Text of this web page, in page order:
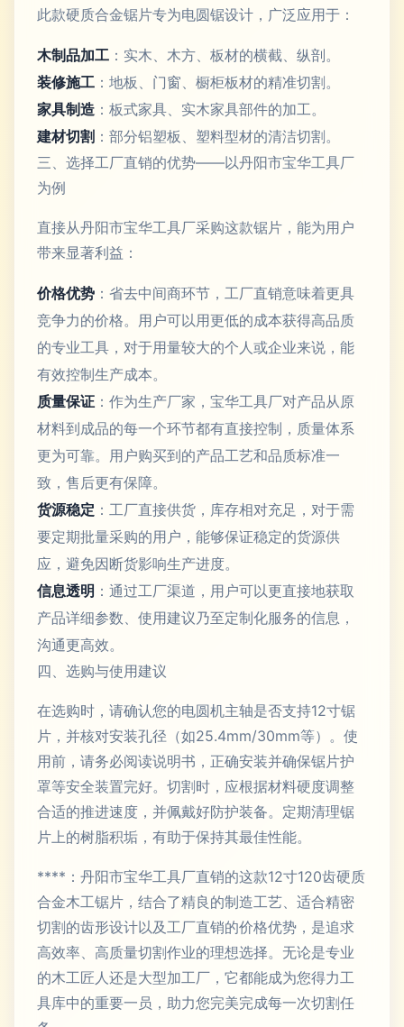
此款硬质合金锯片专为电圆锯设计，广泛应用于：
木制品加工 ：实木、木方、板材的横截、纵剖。
装修施工 ：地板、门窗、橱柜板材的精准切割。
家具制造 ：板式家具、实木家具部件的加工。
建材切割 ：部分铝塑板、塑料型材的清洁切割。
三、选择工厂直销的优势——以丹阳市宝华工具厂
为例
直接从丹阳市宝华工具厂采购这款锯片，能为用户
带来显著利益：
价格优势 ：省去中间商环节，工厂直销意味着更具
竞争力的价格。用户可以用更低的成本获得高品质
的专业工具，对于用量较大的个人或企业来说，能
有效控制生产成本。
质量保证 ：作为生产厂家，宝华工具厂对产品从原
材料到成品的每一个环节都有直接控制，质量体系
更为可靠。用户购买到的产品工艺和品质标准一
致，售后更有保障。
货源稳定 ：工厂直接供货，库存相对充足，对于需
要定期批量采购的用户，能够保证稳定的货源供
应，避免因断货影响生产进度。
信息透明 ：通过工厂渠道，用户可以更直接地获取
产品详细参数、使用建议乃至定制化服务的信息，
沟通更高效。
四、选购与使用建议
在选购时，请确认您的电圆机主轴是否支持12寸锯
片，并核对安装孔径（如25.4mm/30mm等）。使
用前，请务必阅读说明书，正确安装并确保锯片护
罩等安全装置完好。切割时，应根据材料硬度调整
合适的推进速度，并佩戴好防护装备。定期清理锯
片上的树脂积垢，有助于保持其最佳性能。
****：丹阳市宝华工具厂直销的这款12寸120齿硬质
合金木工锯片，结合了精良的制造工艺、适合精密
切割的齿形设计以及工厂直销的价格优势，是追求
高效率、高质量切割作业的理想选择。无论是专业
的木工匠人还是大型加工厂，它都能成为您得力工
具库中的重要一员，助力您完美完成每一次切割任